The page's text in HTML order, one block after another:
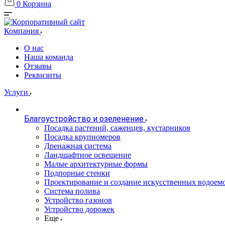
0 Корзина
Компания
О нас
Наша команда
Отзывы
Реквизиты
Услуги
Благоустройство и озеленение
Посадка растений, саженцев, кустарников
Посадка крупномеров
Дренажная система
Ландшафтное освещение
Малые архитектурные формы
Подпорные стенки
Проектирование и создание искусственных
Система полива
Устройство газонов
Устройство дорожек
Еще